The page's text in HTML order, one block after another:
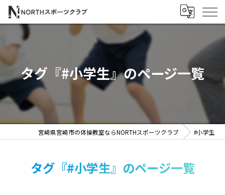
タグ『#小学生』のページ一覧
宮崎県宮崎市の体操教室ならNORTHスポーツクラブ #小学生
タグ『#小学生』のページ一覧